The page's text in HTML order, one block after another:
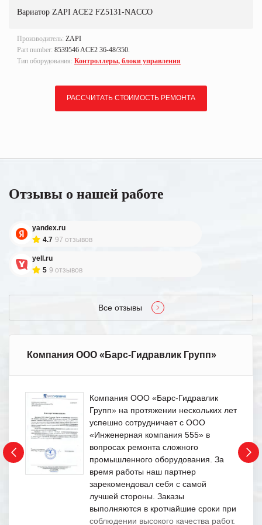
Вариатор ZAPI ACE2 FZ5131-NACCO
Производитель: ZAPI
Part number: 8539546 ACE2 36-48/350.
Тип оборудования: Контроллеры, блоки управления
РАССЧИТАТЬ СТОИМОСТЬ РЕМОНТА
Отзывы о нашей работе
yandex.ru
4.7 97 отзывов
yell.ru
5 9 отзывов
Все отзывы
Компания ООО «Барс-Гидравлик Групп»
Компания ООО «Барс-Гидравлик
Групп» на протяжении нескольких лет
успешно сотрудничает с ООО
«Инженерная компания 555» в
вопросах ремонта сложного
промышленного оборудования. За
время работы наш партнер
зарекомендовал себя с самой
лучшей стороны. Заказы
выполняются в кротчайшие сроки при
соблюдении высокого качества работ.